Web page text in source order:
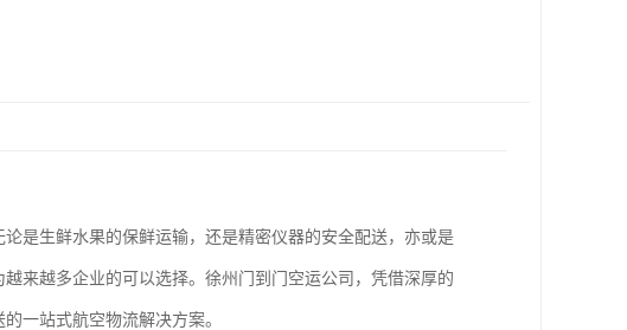
是生鲜水果的保鲜运输，还是精密仪器的安全配送，亦或是
来越多企业的可以选择。徐州门到门空运公司，凭借深厚的
一站式航空物流解决方案。